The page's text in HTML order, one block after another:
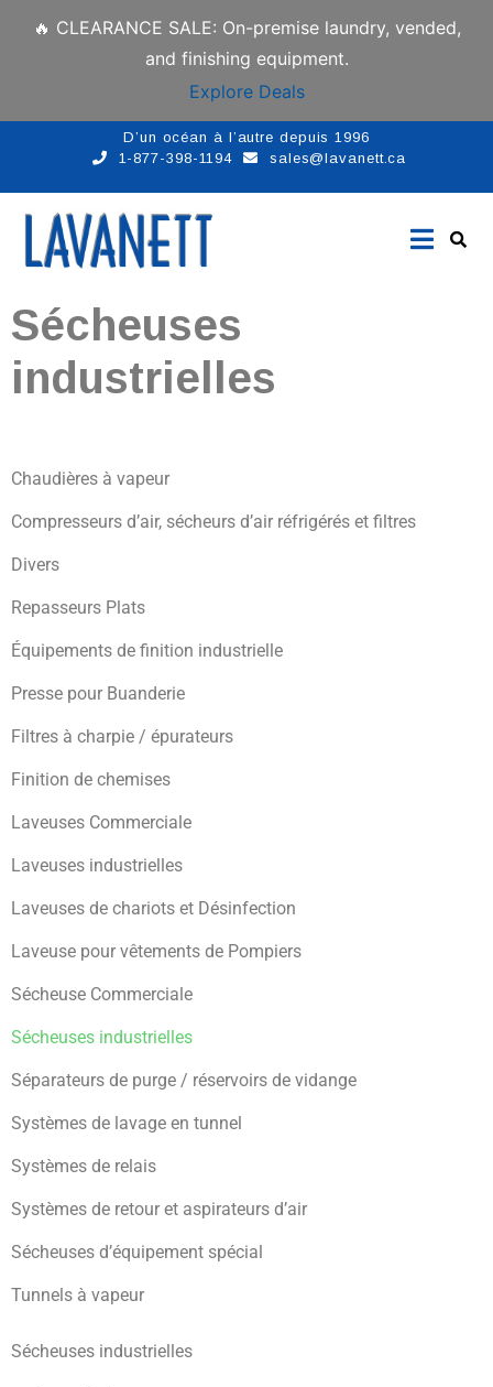
🔥 CLEARANCE SALE: On-premise laundry, vended,
and finishing equipment.
Explore Deals
D’un océan à l’autre depuis 1996
1-877-398-1194
sales@lavanett.ca
Sécheuses
industrielles
Chaudières à vapeur
Compresseurs d’air, sécheurs d’air réfrigérés et filtres
Divers
Repasseurs Plats
Équipements de finition industrielle
Presse pour Buanderie
Filtres à charpie / épurateurs
Finition de chemises
Laveuses Commerciale
Laveuses industrielles
Laveuses de chariots et Désinfection
Laveuse pour vêtements de Pompiers
Sécheuse Commerciale
Sécheuses industrielles
Séparateurs de purge / réservoirs de vidange
Systèmes de lavage en tunnel
Systèmes de relais
Systèmes de retour et aspirateurs d’air
Sécheuses d’équipement spécial
Tunnels à vapeur
Sécheuses industrielles